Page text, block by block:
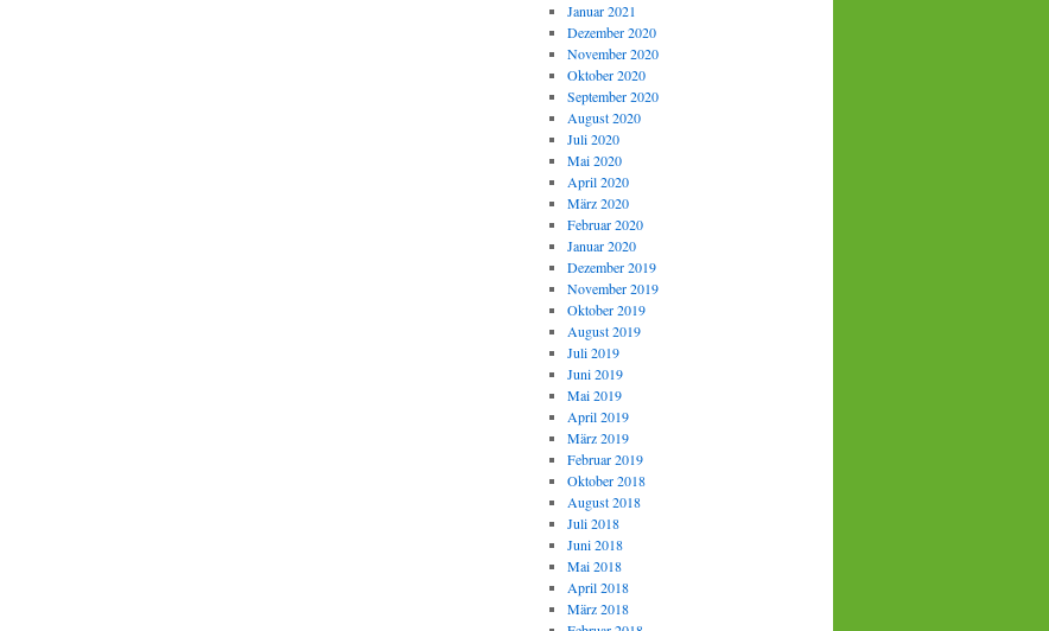
Januar 2021
Dezember 2020
November 2020
Oktober 2020
September 2020
August 2020
Juli 2020
Mai 2020
April 2020
März 2020
Februar 2020
Januar 2020
Dezember 2019
November 2019
Oktober 2019
August 2019
Juli 2019
Juni 2019
Mai 2019
April 2019
März 2019
Februar 2019
Oktober 2018
August 2018
Juli 2018
Juni 2018
Mai 2018
April 2018
März 2018